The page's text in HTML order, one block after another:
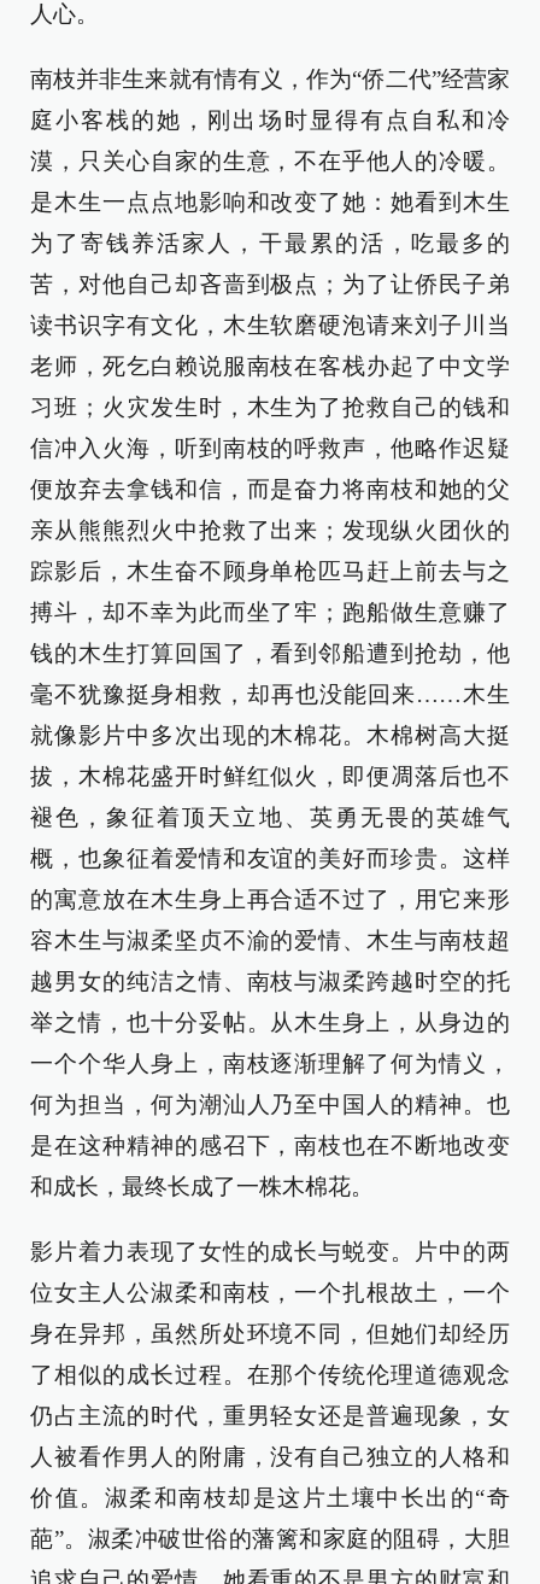
人心。
南枝并非生来就有情有义，作为“侨二代”经营家
庭小客栈的她，刚出场时显得有点自私和冷
漠，只关心自家的生意，不在乎他人的冷暖。
是木生一点点地影响和改变了她：她看到木生
为了寄钱养活家人，干最累的活，吃最多的
苦，对他自己却吝啬到极点；为了让侨民子弟
读书识字有文化，木生软磨硬泡请来刘子川当
老师，死乞白赖说服南枝在客栈办起了中文学
习班；火灾发生时，木生为了抢救自己的钱和
信冲入火海，听到南枝的呼救声，他略作迟疑
便放弃去拿钱和信，而是奋力将南枝和她的父
亲从熊熊烈火中抢救了出来；发现纵火团伙的
踪影后，木生奋不顾身单枪匹马赶上前去与之
搏斗，却不幸为此而坐了牢；跑船做生意赚了
钱的木生打算回国了，看到邻船遭到抢劫，他
毫不犹豫挺身相救，却再也没能回来……木生
就像影片中多次出现的木棉花。木棉树高大挺
拔，木棉花盛开时鲜红似火，即便凋落后也不
褪色，象征着顶天立地、英勇无畏的英雄气
概，也象征着爱情和友谊的美好而珍贵。这样
的寓意放在木生身上再合适不过了，用它来形
容木生与淑柔坚贞不渝的爱情、木生与南枝超
越男女的纯洁之情、南枝与淑柔跨越时空的托
举之情，也十分妥帖。从木生身上，从身边的
一个个华人身上，南枝逐渐理解了何为情义，
何为担当，何为潮汕人乃至中国人的精神。也
是在这种精神的感召下，南枝也在不断地改变
和成长，最终长成了一株木棉花。
影片着力表现了女性的成长与蜕变。片中的两
位女主人公淑柔和南枝，一个扎根故土，一个
身在异邦，虽然所处环境不同，但她们却经历
了相似的成长过程。在那个传统伦理道德观念
仍占主流的时代，重男轻女还是普遍现象，女
人被看作男人的附庸，没有自己独立的人格和
价值。淑柔和南枝却是这片土壤中长出的“奇
葩”。淑柔冲破世俗的藩篱和家庭的阻碍，大胆